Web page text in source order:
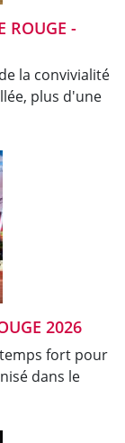
ROUGE -
la convivialité
plus d'une
2026
temps fort pour
dans le